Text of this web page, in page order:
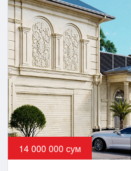
14 000 000 сум